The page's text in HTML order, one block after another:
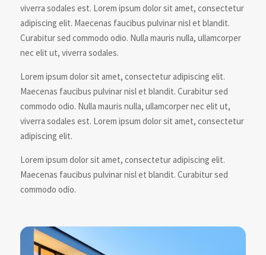
viverra sodales est. Lorem ipsum dolor sit amet, consectetur
adipiscing elit. Maecenas faucibus pulvinar nisl et blandit.
Curabitur sed commodo odio. Nulla mauris nulla, ullamcorper
nec elit ut, viverra sodales.
Lorem ipsum dolor sit amet, consectetur adipiscing elit.
Maecenas faucibus pulvinar nisl et blandit. Curabitur sed
commodo odio. Nulla mauris nulla, ullamcorper nec elit ut,
viverra sodales est. Lorem ipsum dolor sit amet, consectetur
adipiscing elit.
Lorem ipsum dolor sit amet, consectetur adipiscing elit.
Maecenas faucibus pulvinar nisl et blandit. Curabitur sed
commodo odio.